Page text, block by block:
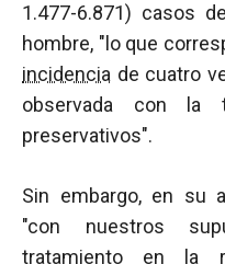
1.477-6.871) casos
hombre, "lo que
incidencia de cuatro
observada con
preservativos".
Sin embargo, en su
"con nuestros
tratamiento en la